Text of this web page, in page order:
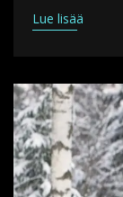
Lue lisää